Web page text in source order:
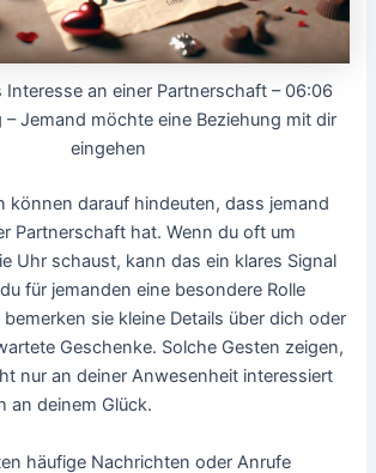
Interesse an einer Partnerschaft – 06:06
– Jemand möchte eine Beziehung mit dir
eingehen
können darauf hindeuten, dass jemand
Partnerschaft hat. Wenn du oft um
Uhr schaust, kann das ein klares Signal
für jemanden eine besondere Rolle
sie kleine Details über dich oder
Geschenke. Solche Gesten zeigen,
nur an deiner Anwesenheit interessiert
an deinem Glück.
häufige Nachrichten oder Anrufe